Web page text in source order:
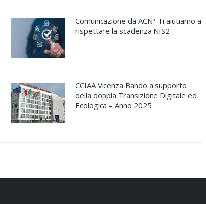
Comunicazione da ACN? Ti aiutiamo a
rispettare la scadenza NIS2
CCIAA Vicenza Bando a supporto
della doppia Transizione Digitale ed
Ecologica – Anno 2025